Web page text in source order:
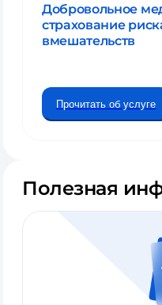
Добровольное
страхование
вмешательств
Прочитать об услуге
Полезная